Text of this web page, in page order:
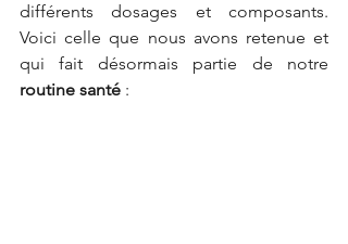
différents dosages et composants.
Voici celle que nous avons retenue et
routine santé :